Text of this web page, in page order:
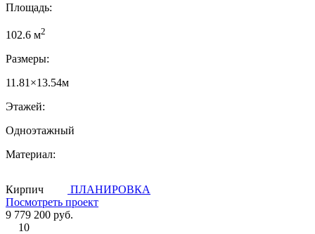
Площадь:
102.6 м2
Размеры:
11.81×13.54м
Этажей:
Одноэтажный
Материал:
Кирпич
ПЛАНИРОВКА
Посмотреть проект
9 779 200 руб.
10